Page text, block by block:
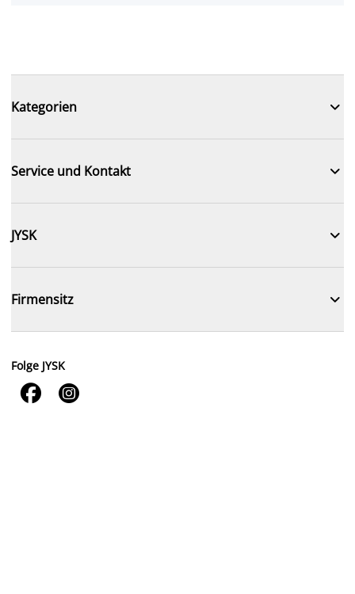
Kategorien 
Service und Kontakt 
JYSK 
Firmensitz 
Folge JYSK
 